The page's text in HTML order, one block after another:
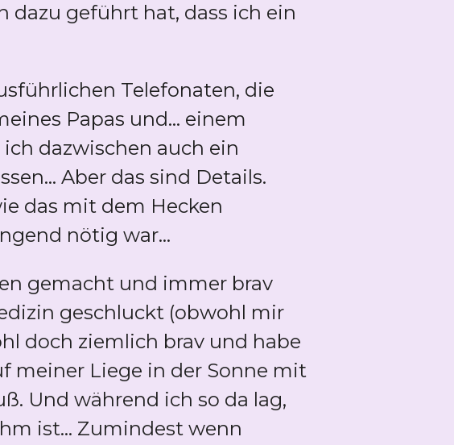
dazu geführt hat, dass ich ein
Telefonaten, die
Papas und... einem
dazwischen auch ein
Aber das sind Details.
das mit dem Hecken
nötig war...
gemacht und immer brav
geschluckt (obwohl mir
doch ziemlich brav und habe
meiner Liege in der Sonne mit
Und während ich so da lag,
ist... Zumindest wenn